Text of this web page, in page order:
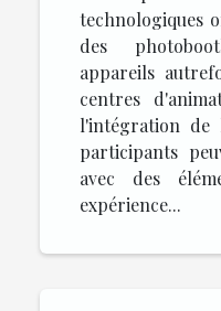
technologiques
des
appareils
centres
l'intégration de
participants
avec des
expérience...